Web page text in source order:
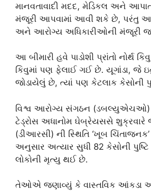
માનવતાવાદી મદદ, મેડિકલ અને
મંજૂરી આપવામાં આવી શકે છે, પરંતુ આ
અને આરોગ્ય અધિકારીઓની મંજૂરી
આ બીમારી હવે પાડોશી પ્રાંતો નોર્થ
કિવુમાં પણ ફેલાઈ ગઈ છે. યૂગાંડા, જે
જોડાયેલું છે, ત્યાં પણ કેટલાક કેસોની
વિશ્વ આરોગ્ય સંગઠન (ડબલ્યુએચઓ)
ટેડ્રોસ અધાનોમ ઘેબ્રેયસસે શુક્રવારે
(ડીઆરસી) ની સ્થિતિ ‘ખૂબ
અનુસાર અત્યાર સુધી 82 કેસોની
લોકોની મૃત્યુ થઈ છે.
તેઓએ જણાવ્યું કે વાસ્તવિક આંકડા